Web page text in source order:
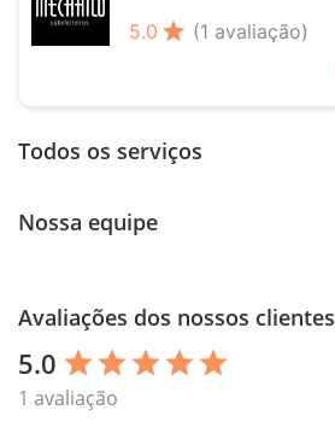
5.0 star (1 avaliação)
Todos os serviços
Nossa equipe
Avaliações dos nossos clientes
5.0 star star star star star
1 avaliação